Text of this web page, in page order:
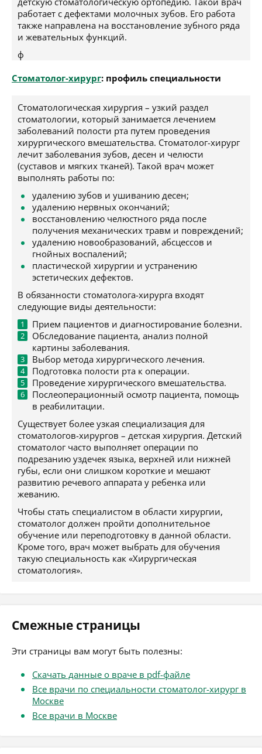
работает с дефектами молочных зубов. Его работа
также направлена на восстановление зубного ряда
и жевательных функций.
ф
Стоматолог-хирург: профиль специальности
Стоматологическая хирургия – узкий раздел
стоматологии, который занимается лечением
заболеваний полости рта путем проведения
хирургического вмешательства. Стоматолог-хирург
лечит заболевания зубов, десен и челюсти
(суставов и мягких тканей). Такой врач может
выполнять работы по:
удалению зубов и ушиванию десен;
удалению нервных окончаний;
восстановлению челюстного ряда после
получения механических травм и повреждений;
удалению новообразований, абсцессов и
гнойных воспалений;
пластической хирургии и устранению
эстетических дефектов.
В обязанности стоматолога-хирурга входят
следующие виды деятельности:
Прием пациентов и диагностирование болезни.
Обследование пациента, анализ полной
картины заболевания.
Выбор метода хирургического лечения.
Подготовка полости рта к операции.
Проведение хирургического вмешательства.
Послеоперационный осмотр пациента, помощь
в реабилитации.
Существует более узкая специализация для
стоматологов-хирургов – детская хирургия. Детский
стоматолог часто выполняет операции по
подрезанию уздечек языка, верхней или нижней
губы, если они слишком короткие и мешают
развитию речевого аппарата у ребенка или
жеванию.
Чтобы стать специалистом в области хирургии,
стоматолог должен пройти дополнительное
обучение или переподготовку в данной области.
Кроме того, врач может выбрать для обучения
такую специальность как «Хирургическая
стоматология».
Смежные страницы
Эти страницы вам могут быть полезны:
Скачать данные о враче в pdf-файле
Все врачи по специальности стоматолог-хирург в
Москве
Все врачи в Москве